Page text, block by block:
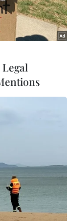
giao dịch
khi tâm lý
cung từ